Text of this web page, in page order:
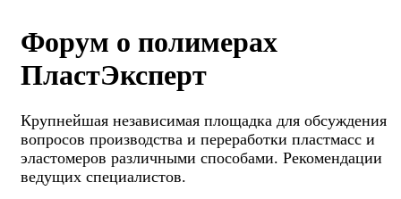
Форум о полимерах
ПластЭксперт
Крупнейшая независимая площадка для обсуждения
вопросов производства и переработки пластмасс и
эластомеров различными способами. Рекомендации
ведущих специалистов.